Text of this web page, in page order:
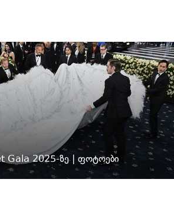
Gala 2025-ზე | ფოტოები